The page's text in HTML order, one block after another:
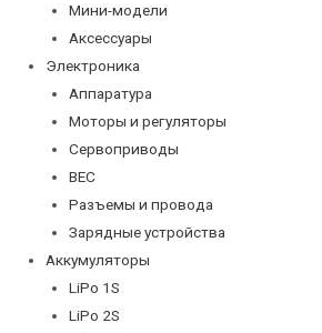
Мини-модели
Аксессуары
Электроника
Аппаратура
Моторы и регуляторы
Сервоприводы
BEC
Разъемы и провода
Зарядные устройства
Аккумуляторы
LiPo 1S
LiPo 2S